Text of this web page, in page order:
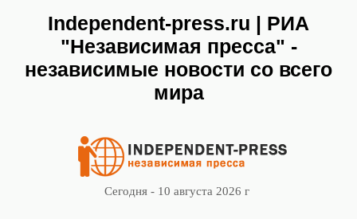
Independent-press.ru | РИА
"Независимая пресса" -
независимые новости со всего
мира
Сегодня - 10 августа 2026 г